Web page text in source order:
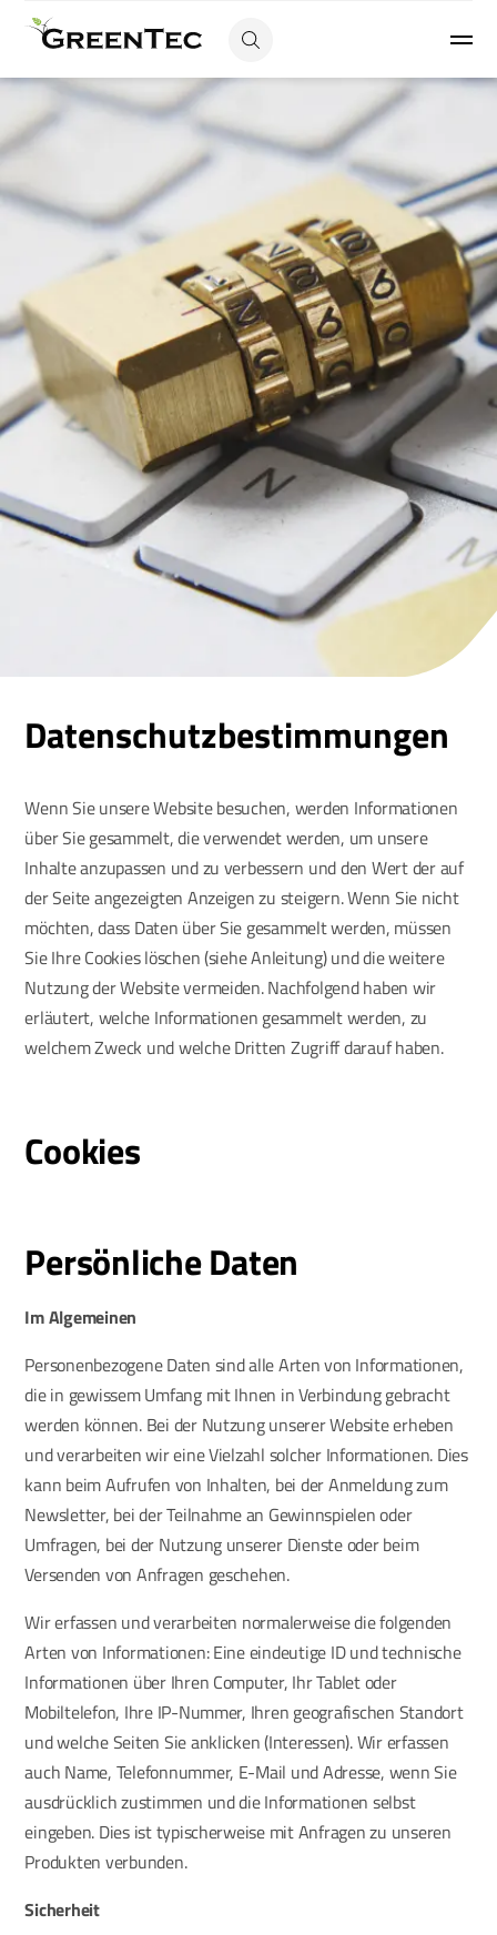
Datenschutzbestimmungen
Wenn Sie unsere Website besuchen, werden Informationen
über Sie gesammelt, die verwendet werden, um unsere
Inhalte anzupassen und zu verbessern und den Wert der auf
der Seite angezeigten Anzeigen zu steigern. Wenn Sie nicht
möchten, dass Daten über Sie gesammelt werden, müssen
Sie Ihre Cookies löschen (siehe Anleitung) und die weitere
Nutzung der Website vermeiden. Nachfolgend haben wir
erläutert, welche Informationen gesammelt werden, zu
welchem Zweck und welche Dritten Zugriff darauf haben.
Cookies
Persönliche Daten
Im Algemeinen
Personenbezogene Daten sind alle Arten von Informationen,
die in gewissem Umfang mit Ihnen in Verbindung gebracht
werden können. Bei der Nutzung unserer Website erheben
und verarbeiten wir eine Vielzahl solcher Informationen. Dies
kann beim Aufrufen von Inhalten, bei der Anmeldung zum
Newsletter, bei der Teilnahme an Gewinnspielen oder
Umfragen, bei der Nutzung unserer Dienste oder beim
Versenden von Anfragen geschehen.
Wir erfassen und verarbeiten normalerweise die folgenden
Arten von Informationen: Eine eindeutige ID und technische
Informationen über Ihren Computer, Ihr Tablet oder
Mobiltelefon, Ihre IP-Nummer, Ihren geografischen Standort
und welche Seiten Sie anklicken (Interessen). Wir erfassen
auch Name, Telefonnummer, E-Mail und Adresse, wenn Sie
ausdrücklich zustimmen und die Informationen selbst
eingeben. Dies ist typischerweise mit Anfragen zu unseren
Produkten verbunden.
Sicherheit